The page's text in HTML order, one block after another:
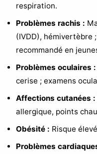
respiration.
Problèmes rachis :
(IVDD), hémivertèbre
recommandé en
Problèmes oculaires :
cerise ; examens
Affections cutanées :
allergique, points
Obésité : Risque
Problèmes